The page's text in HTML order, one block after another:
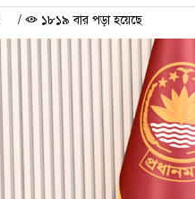
/ ১৮১৯ বার পড়া হয়েছে